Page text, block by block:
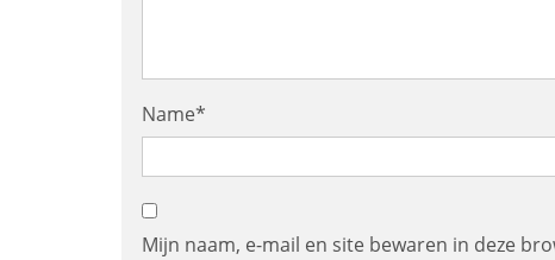
Name*
Mijn naam, e-mail en site bewaren in deze